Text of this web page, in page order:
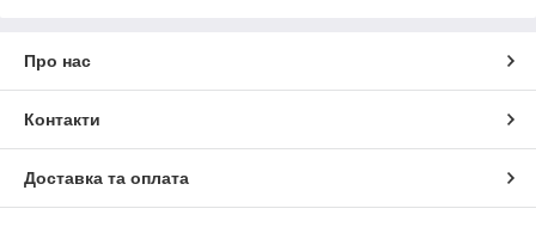
Про нас
Контакти
Доставка та оплата